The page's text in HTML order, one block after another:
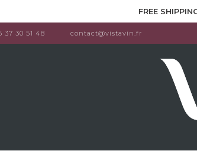
FREE
37 30 51 48 contact@vistavin.fr